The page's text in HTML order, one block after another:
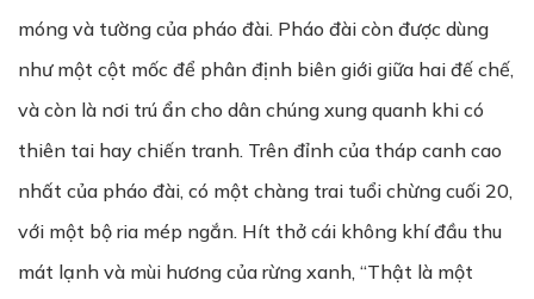
móng và tường của pháo đài. Pháo đài còn được dùng
như một cột mốc để phân định biên giới giữa hai đế chế,
và còn là nơi trú ẩn cho dân chúng xung quanh khi có
thiên tai hay chiến tranh. Trên đỉnh của tháp canh cao
nhất của pháo đài, có một chàng trai tuổi chừng cuối 20,
với một bộ ria mép ngắn. Hít thở cái không khí đầu thu
mát lạnh và mùi hương của rừng xanh, “Thật là một